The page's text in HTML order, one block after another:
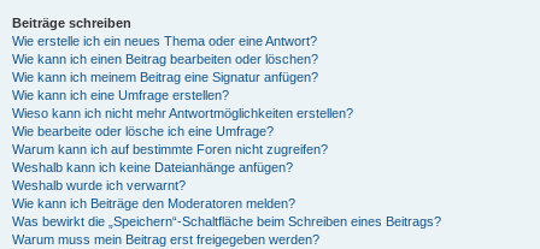
Beiträge schreiben
Wie erstelle ich ein neues Thema oder eine Antwort?
Wie kann ich einen Beitrag bearbeiten oder löschen?
Wie kann ich meinem Beitrag eine Signatur anfügen?
Wie kann ich eine Umfrage erstellen?
Wieso kann ich nicht mehr Antwortmöglichkeiten erstellen?
Wie bearbeite oder lösche ich eine Umfrage?
Warum kann ich auf bestimmte Foren nicht zugreifen?
Weshalb kann ich keine Dateianhänge anfügen?
Weshalb wurde ich verwarnt?
Wie kann ich Beiträge den Moderatoren melden?
Was bewirkt die „Speichern“-Schaltfläche beim Schreiben eines Beitrags?
Warum muss mein Beitrag erst freigegeben werden?